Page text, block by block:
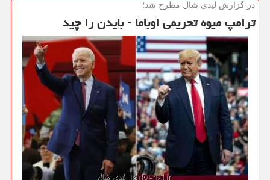
در گزارش لیدی شال مطرح شد؛
ترامپ میوه تحریمی اوباما - بایدن را چید